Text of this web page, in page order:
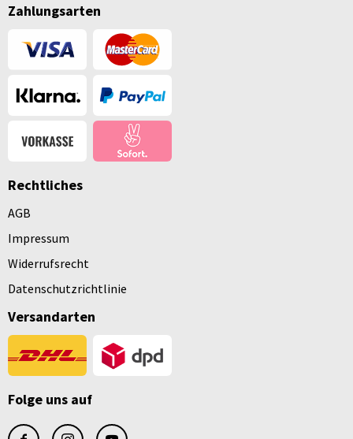
Zahlungsarten
Rechtliches
AGB
Impressum
Widerrufsrecht
Datenschutzrichtlinie
Versandarten
Folge uns auf
facebookinstagramyoutube